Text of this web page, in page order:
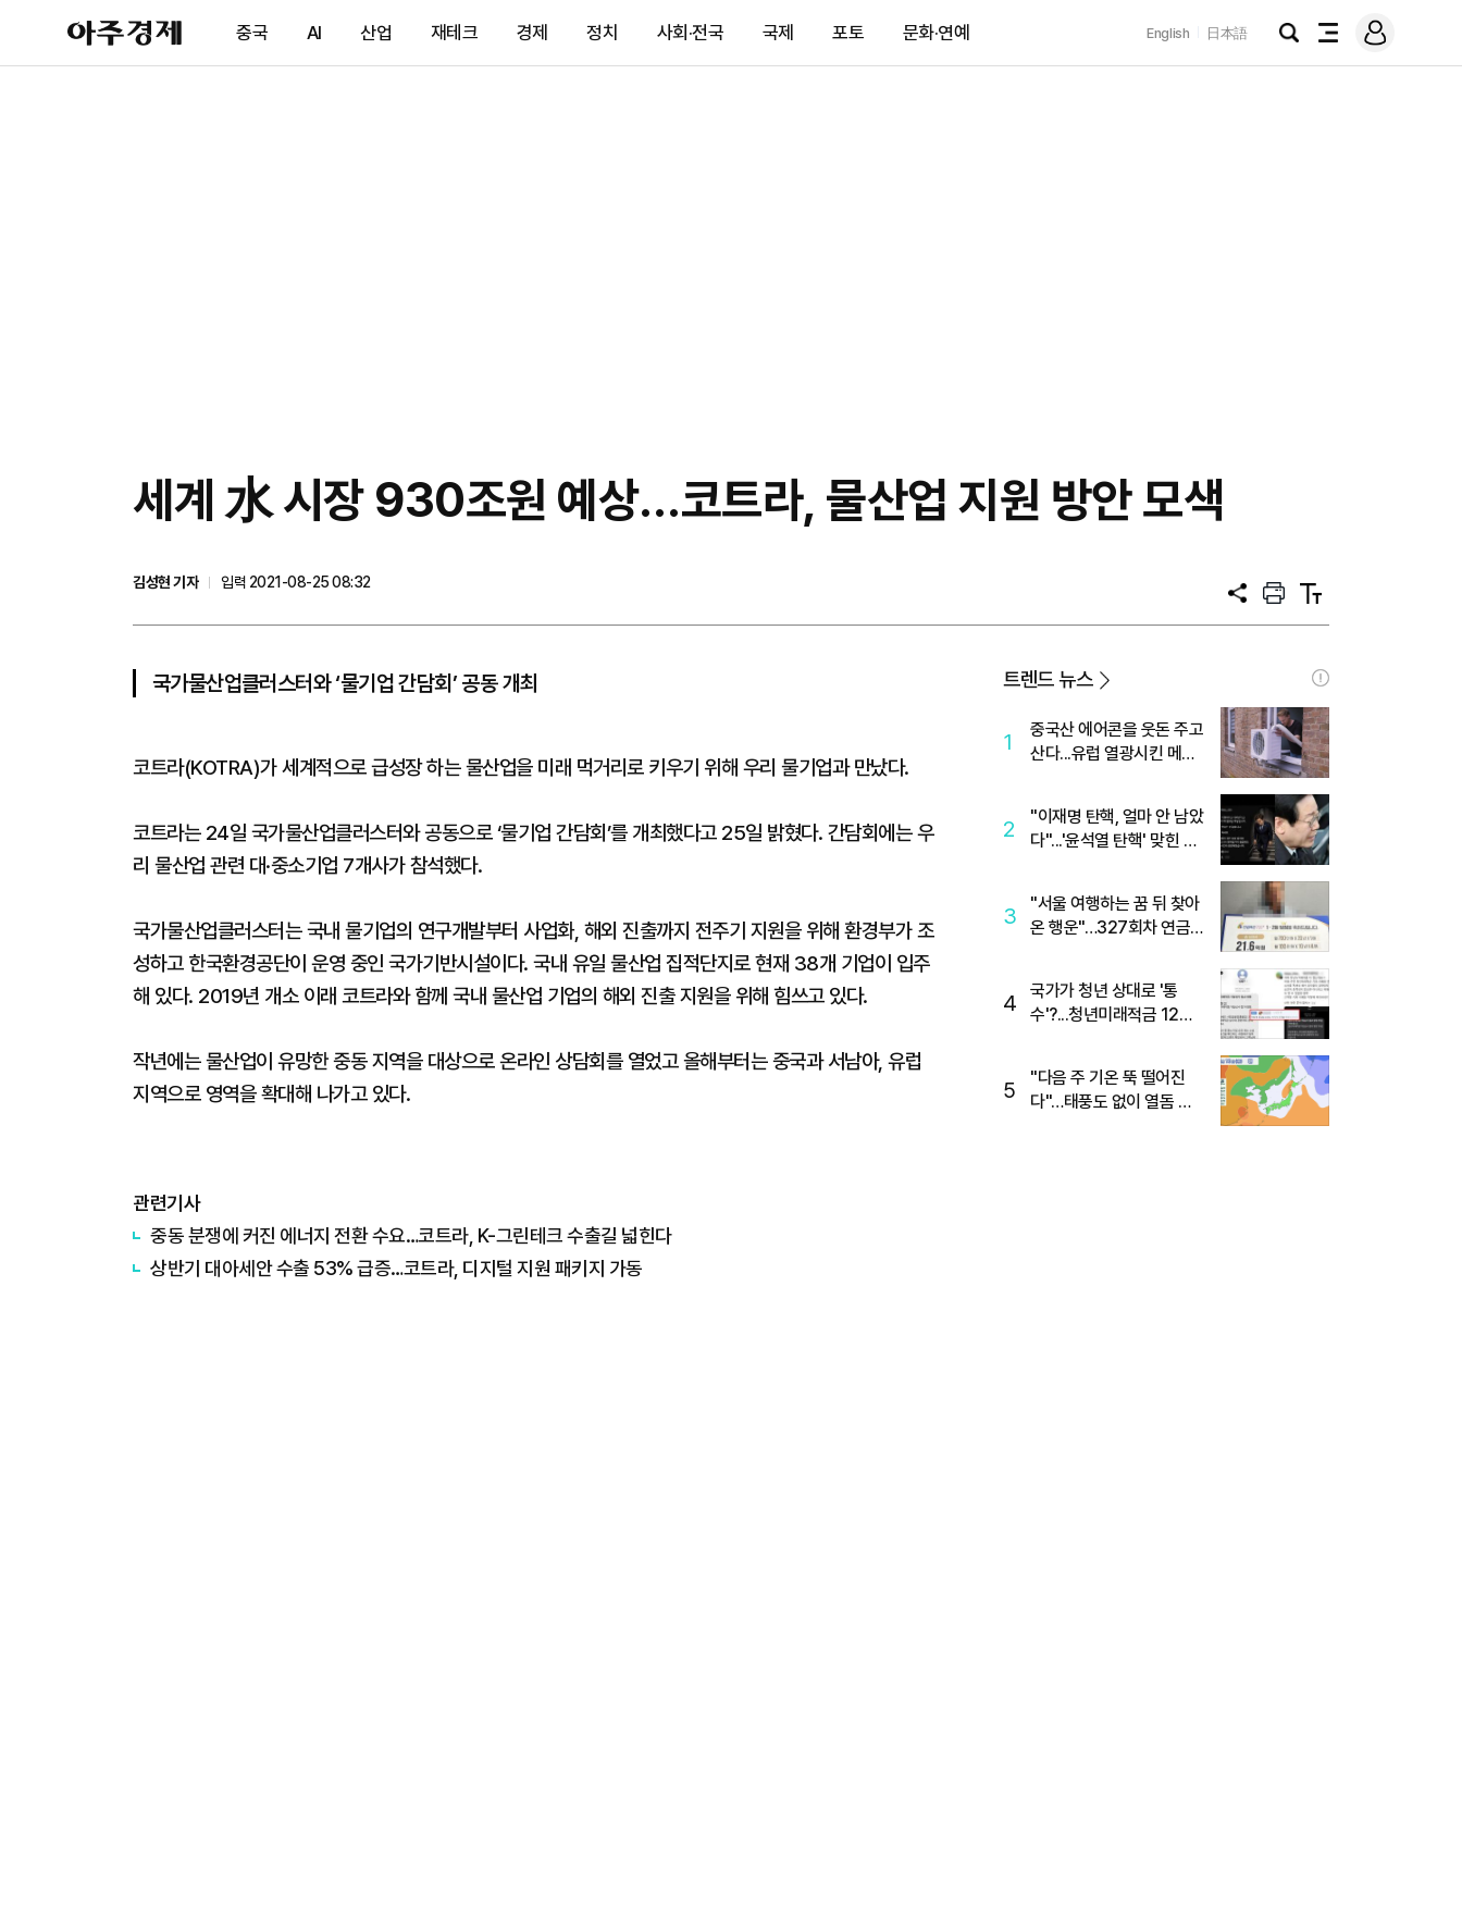
아
주
제
중국 AI 산업 재테크 경제 정치 사회·전국 국제 포토 문화·연예 English 日本語
검
전
메
그
세계 水 시장 930조원 예상…코트라, 물산업 지원 방안 모색
김성현 기자
입력 2021-08-25 08:32
공
프
트
텍
트
국가물산업클러스터와 ‘물기업 간담회’ 공동 개최
코트라(KOTRA)가 세계적으로 급성장 하는 물산업을 미래 먹거리로 키우기 위해 우리 물기업과 만났다.
코트라는 24일 국가물산업클러스터와 공동으로 ‘물기업 간담회’를 개최했다고 25일 밝혔다. 간담회에는 우
리 물산업 관련 대·중소기업 7개사가 참석했다.
국가물산업클러스터는 국내 물기업의 연구개발부터 사업화, 해외 진출까지 전주기 지원을 위해 환경부가 조
성하고 한국환경공단이 운영 중인 국가기반시설이다. 국내 유일 물산업 집적단지로 현재 38개 기업이 입주
해 있다. 2019년 개소 이래 코트라와 함께 국내 물산업 기업의 해외 진출 지원을 위해 힘쓰고 있다.
작년에는 물산업이 유망한 중동 지역을 대상으로 온라인 상담회를 열었고 올해부터는 중국과 서남아, 유럽
지역으로 영역을 확대해 나가고 있다.
관련기사
중동 분쟁에 커진 에너지 전환 수요…코트라, K-그린테크 수출길 넓힌다
상반기 대아세안 수출 53% 급증…코트라, 디지털 지원 패키지 가동
트렌드 뉴스
1
중국산 에어콘을 웃돈 주고
산다...유럽 열광시킨 메이
2
"이재명 탄핵, 얼마 안 남았
다"...'윤석열 탄핵' 맞힌 무
3
"서울 여행하는 꿈 뒤 찾아
온 행운"…327회차 연금
4
국가가 청년 상대로 '통
수'?...청년미래적금 12%
5
"다음 주 기온 뚝 떨어진
다"…태풍도 없이 열돔 박